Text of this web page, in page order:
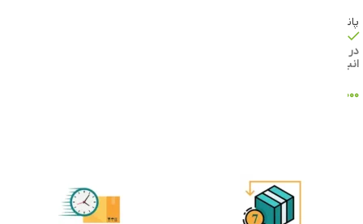
پاناسونیک
در
انبار
۲,۹۴۵,۰۰۰